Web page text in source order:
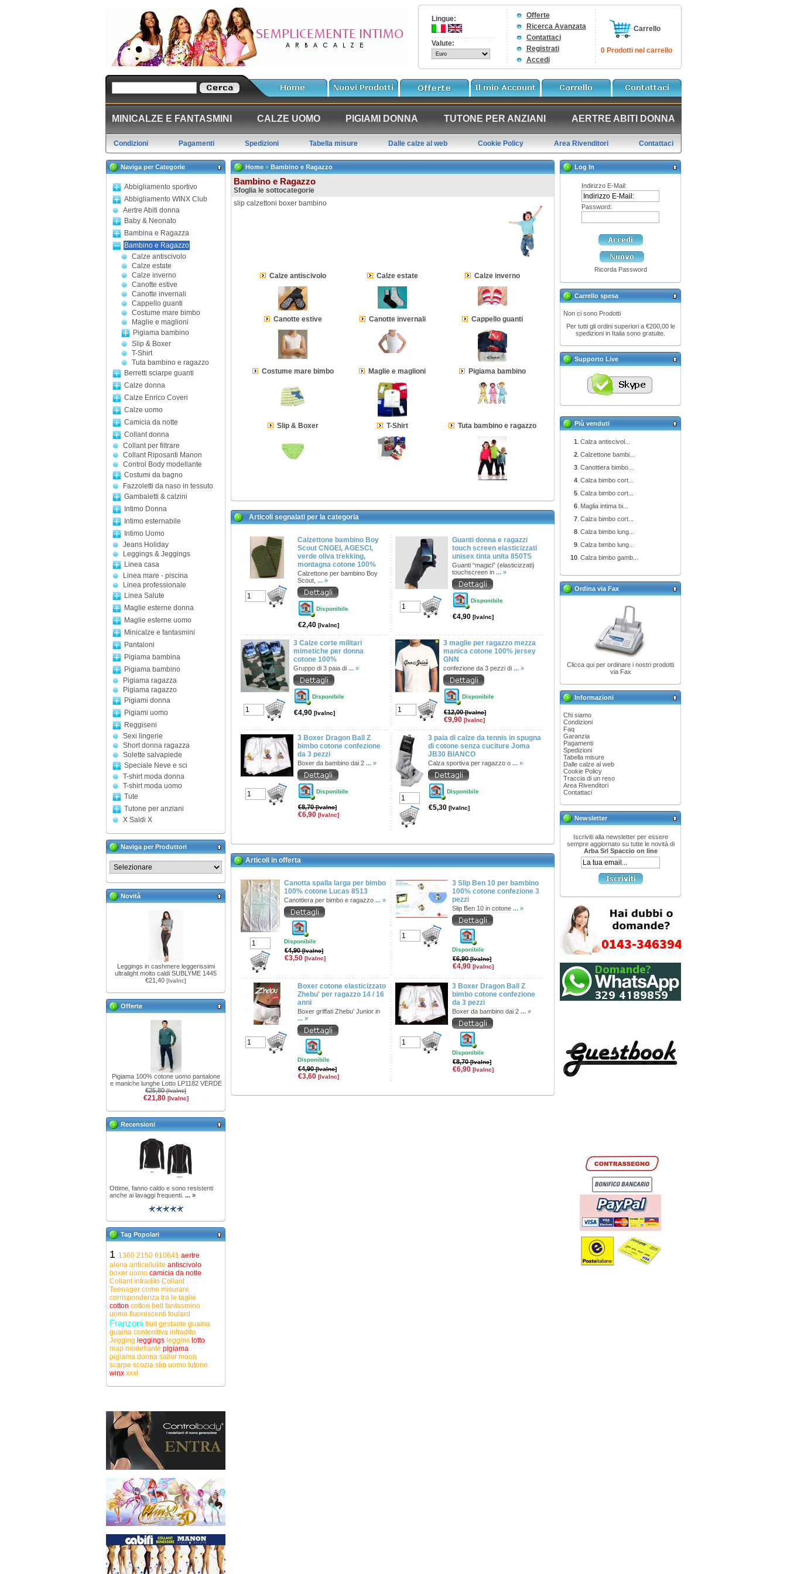
Lingue:
Valute:
Offerte
Ricerca Avanzata
Contattaci
Registrati
Accedi
Carrello
0 Prodotti nel carrello
MINICALZE E FANTASMINI CALZE UOMO PIGIAMI DONNA TUTONE PER ANZIANI AERTRE ABITI DONNA
Condizioni Pagamenti Spedizioni Tabella misure Dalle calze al web Cookie Policy Area Rivenditori Contattaci
Naviga per Categorie
Abbigliamento sportivo
Abbigliamento WINX Club
Aertre Abiti donna
Baby & Neonato
Bambina e Ragazza
Bambino e Ragazzo
Calze antiscivolo
Calze estate
Calze inverno
Canotte estive
Canotte invernali
Cappello guanti
Costume mare bimbo
Maglie e maglioni
Pigiama bambino
Slip & Boxer
T-Shirt
Tuta bambino e ragazzo
Berretti sciarpe guanti
Calze donna
Calze Enrico Coveri
Calze uomo
Camicia da notte
Collant donna
Collant per filtrare
Collant Riposanti Manon
Control Body modellante
Costumi da bagno
Fazzoletti da naso in tessuto
Gambaletti & calzini
Intimo Donna
Intimo esternabile
Intimo Uomo
Jeans Holiday
Leggings & Jeggings
Linea casa
Linea mare - piscina
Linea professionale
Linea Salute
Maglie esterne donna
Maglie esterne uomo
Minicalze e fantasmini
Pantaloni
Pigiama bambina
Pigiama bambino
Pigiama ragazza
Pigiama ragazzo
Pigiami donna
Pigiami uomo
Reggiseni
Sexi lingerie
Short donna ragazza
Solette salvapiede
Speciale Neve e sci
T-shirt moda donna
T-shirt moda uomo
Tute
Tutone per anziani
X Saldi X
Naviga per Produttori
Novità
Leggings in cashmere leggerissimi
ultralight molto caldi SUBLYME 1445
€21,40 [IvaInc]
Offerte
Pigiama 100% cotone uomo pantalone
e maniche lunghe Lotto LP1182 VERDE
€25,80[IvaInc]
€21,80 [IvaInc]
Recensioni
Ottime, fanno caldo e sono resistenti
anche ai lavaggi frequenti. ... »
Tag Popolari
1 1360 2150 610641 aertre
alena anticellulite antiscivolo
boxer uomo camicia da notte
Collant infradito Collant
Teenager come misurare
corrispondenza tra le taglie
cotton cotton beltfantasmino
uomo fluorescenti foulard
Franzoni fruitgestante guaina
guaina contenitiva infradito
Jegging leggings leggins lotto
map modellante pigiama
pigiama donna sailor moon
scarpe scozia slip uomo tutone
winx xxxl
Home » Bambino e Ragazzo
Bambino e Ragazzo
Sfoglia le sottocategorie
slip calzettoni boxer bambino
Calze antiscivolo Calze estate Calze inverno
Canotte estive Canotte invernali Cappello guanti
Costume mare bimbo Maglie e maglioni Pigiama bambino
Slip & Boxer T-Shirt Tuta bambino e ragazzo
Articoli segnalati per la categoria
Calzettone bambino Boy
Scout CNGEI, AGESCI,
verde oliva trekking,
montagna cotone 100%
Calzettone per bambino Boy
Scout, ... »
Disponibile
€2,40 [IvaInc]
Guanti donna e ragazzi
touch screen elasticizzati
unisex tinta unita 850TS
Guanti “magici” (elasticizzati)
touchscreen in ... »
Disponibile
€4,90 [IvaInc]
3 Calze corte militari
mimetiche per donna
cotone 100%
Gruppo di 3 paia di ... »
Disponibile
€4,90 [IvaInc]
3 maglie per ragazzo mezza
manica cotone 100% jersey
GNN
confezione da 3 pezzi di ... »
Disponibile
€12,00[IvaInc]
€9,90 [IvaInc]
3 Boxer Dragon Ball Z
bimbo cotone confezione
da 3 pezzi
Boxer da bambino dai 2 ... »
Disponibile
€8,70[IvaInc]
€6,90 [IvaInc]
3 paia di calze da tennis in spugna
di cotone senza cuciture Joma
JB30 BIANCO
Calza sportiva per ragazzo o ... »
Disponibile
€5,30 [IvaInc]
Articoli in offerta
Canotta spalla larga per bimbo
100% cotone Lucas 8513
Canottiera per bimbo e ragazzo ... »
Disponibile
€4,90[IvaInc]
€3,50 [IvaInc]
3 Slip Ben 10 per bambino
100% cotone confezione 3
pezzi
Slip Ben 10 in cotone ... »
Disponibile
€6,90[IvaInc]
€4,90 [IvaInc]
Boxer cotone elasticizzato
Zhebu' per ragazzo 14 / 16
anni
Boxer griffati Zhebu' Junior in
... »
Disponibile
€4,90[IvaInc]
€3,60 [IvaInc]
3 Boxer Dragon Ball Z
bimbo cotone confezione
da 3 pezzi
Boxer da bambino dai 2 ... »
Disponibile
€8,70[IvaInc]
€6,90 [IvaInc]
Log In
Indirizzo E-Mail:
Password:
Ricorda Password
Carrello spesa
Non ci sono Prodotti
Per tutti gli ordini superiori a €200,00 le
spedizioni in Italia sono gratuite.
Supporto Live
Più venduti
1 Calza antiscivol...
2 Calzettone bambi...
3 Canottiera bimbo...
4 Calza bimbo cort...
5 Calza bimbo cort...
6 Maglia intima bi...
7 Calza bimbo cort...
8 Calza bimbo lung...
9 Calza bimbo lung...
10 Calza bimbo gamb...
Ordina via Fax
Clicca qui per ordinare i nostri prodotti
via Fax
Informazioni
Chi siamo
Condizioni
Faq
Garanzia
Pagamenti
Spedizioni
Tabella misure
Dalle calze al web
Cookie Policy
Traccia di un reso
Area Rivenditori
Contattaci
Newsletter
Iscriviti alla newsletter per essere
sempre aggiornato su tutte le novità di
Arba Srl Spaccio on line